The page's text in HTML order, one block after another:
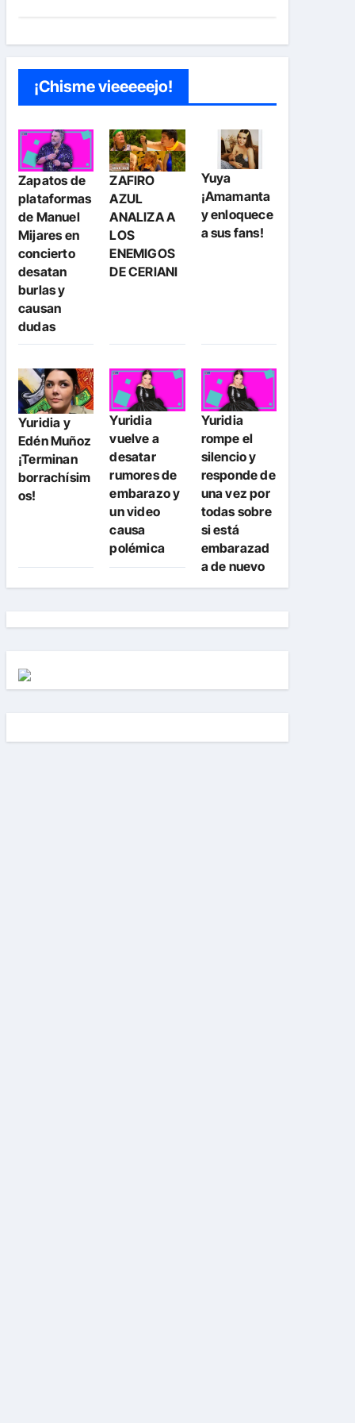
¡Chisme vieeeeejo!
Zapatos de
plataformas
de Manuel
Mijares en
concierto
desatan
burlas y
causan
dudas
ZAFIRO
AZUL
ANALIZA A
LOS
ENEMIGOS
DE CERIANI
Yuya
¡Amamanta
y enloquece
a sus fans!
Yuridia y
Edén Muñoz
¡Terminan
borrachísim
os!
Yuridia
vuelve a
desatar
rumores de
embarazo y
un video
causa
polémica
Yuridia
rompe el
silencio y
responde de
una vez por
todas sobre
si está
embarazad
a de nuevo